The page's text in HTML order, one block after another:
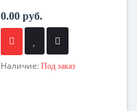
0.00 руб.
Наличие: Под заказ